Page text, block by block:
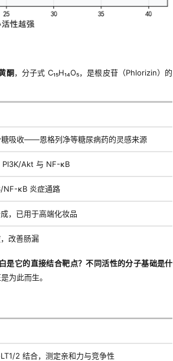
酮，分子式 C₁₅H₁₄O₅，是根皮苷（Phlorizin）的
糖吸收——恩格列净等糖尿病药的灵感来源
PI3K/Akt 与 NF-κB
NF-κB 炎症通路
，已用于高端化妆品
改善肠漏
是它的直接结合靶点？不同活性的分子基础是什
为此而生。
2 结合，测定亲和力与竞争性